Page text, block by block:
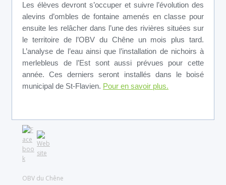
Les élèves devront s’occuper et suivre l’évolution des
alevins d’ombles de fontaine amenés en classe pour
ensuite les relâcher dans l’une des rivières situées sur
le territoire de l’OBV du Chêne un mois plus tard.
L’analyse de l’eau ainsi que l’installation de nichoirs à
merlebleus de l’Est sont aussi prévues pour cette
année. Ces derniers seront installés dans le boisé
municipal de St-Flavien. Pour en savoir plus.
OBV du Chêne